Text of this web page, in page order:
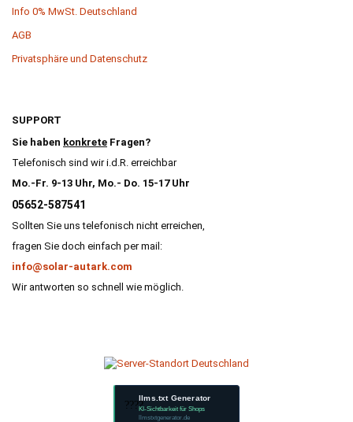
Info 0% MwSt. Deutschland
AGB
Privatsphäre und Datenschutz
SUPPORT
Sie haben konkrete Fragen?
Telefonisch sind wir i.d.R. erreichbar
Mo.-Fr. 9-13 Uhr, Mo.- Do. 15-17 Uhr
05652-587541
Sollten Sie uns telefonisch nicht erreichen,
fragen Sie doch einfach per mail:
info@solar-autark.com
Wir antworten so schnell wie möglich.
????
llms.txt Generator
KI-Sichtbarkeit für Shops
llmstxtgenerator.de